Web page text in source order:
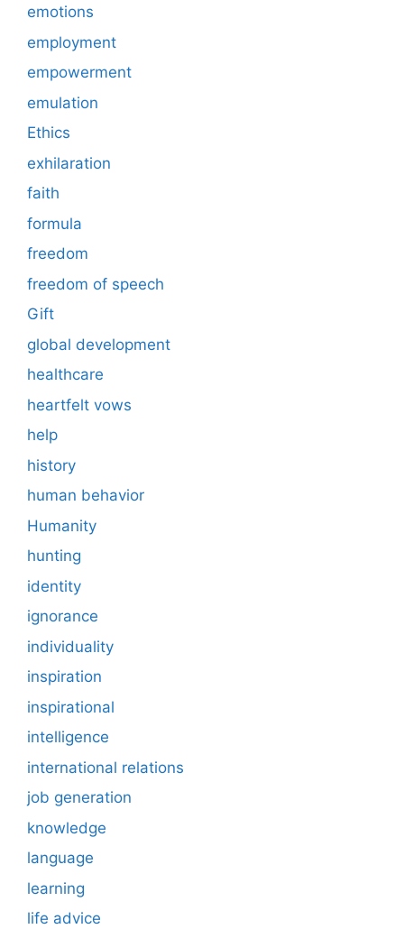
emotions
employment
empowerment
emulation
Ethics
exhilaration
faith
formula
freedom
freedom of speech
Gift
global development
healthcare
heartfelt vows
help
history
human behavior
Humanity
hunting
identity
ignorance
individuality
inspiration
inspirational
intelligence
international relations
job generation
knowledge
language
learning
life advice